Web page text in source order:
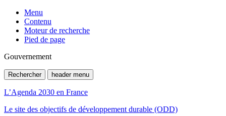
Menu
Contenu
Moteur de recherche
Pied de page
Gouvernement
Rechercher header menu
L’Agenda 2030 en France
Le site des objectifs de développement durable (ODD)